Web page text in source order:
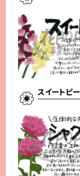
スイートピー